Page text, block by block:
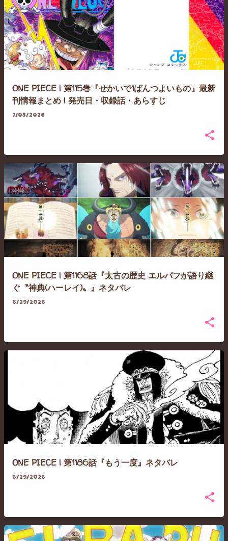
ONE PIECE | 第115巻『せかいで1ばんつよいもの』最新
刊情報まとめ | 発売日・収録話・あらすじ
7/03/2026
ONE PIECE | 第1168話『太古の歴史 エルバフが語り継
ぐ〝神典(ハーレイ)〟』ネタバレ
6/29/2026
ONE PIECE | 第1186話『もう一度』ネタバレ
6/29/2026